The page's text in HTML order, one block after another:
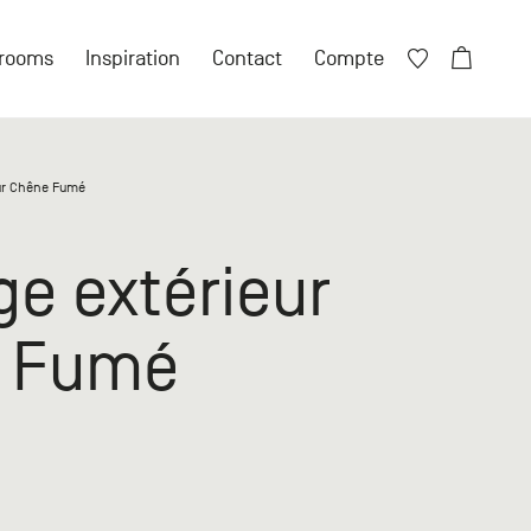
Inspiration Contact Compte
Chêne Fumé
extérieur
compte particulier